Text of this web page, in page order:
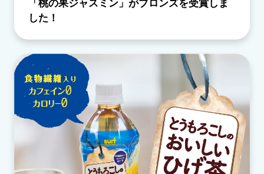
「桃の果ジャスミン」がブロンズを受賞しま
した！